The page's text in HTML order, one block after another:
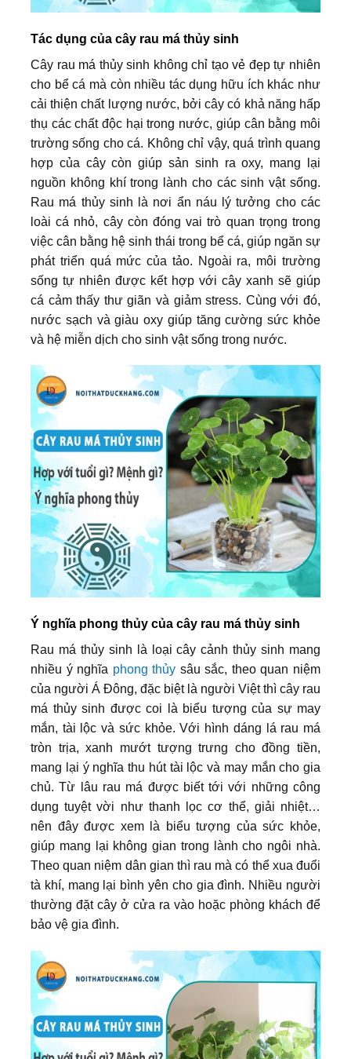
Tác dụng của cây rau má thủy sinh
Cây rau má thủy sinh không chỉ tạo vẻ đẹp tự nhiên
cho bể cá mà còn nhiều tác dụng hữu ích khác như
cải thiện chất lượng nước, bởi cây có khả năng hấp
thụ các chất độc hại trong nước, giúp cân bằng môi
trường sống cho cá. Không chỉ vậy, quá trình quang
hợp của cây còn giúp sản sinh ra oxy, mang lại
nguồn không khí trong lành cho các sinh vật sống.
Rau má thủy sinh là nơi ẩn náu lý tưởng cho các
loài cá nhỏ, cây còn đóng vai trò quan trọng trong
việc cân bằng hệ sinh thái trong bể cá, giúp ngăn sự
phát triển quá mức của tảo. Ngoài ra, môi trường
sống tự nhiên được kết hợp với cây xanh sẽ giúp
cá cảm thấy thư giãn và giảm stress. Cùng với đó,
nước sạch và giàu oxy giúp tăng cường sức khỏe
và hệ miễn dịch cho sinh vật sống trong nước.
Ý nghĩa phong thủy của cây rau má thủy sinh
Rau má thủy sinh là loại cây cảnh thủy sinh mang
nhiều ý nghĩa phong thủy sâu sắc, theo quan niệm
của người Á Đông, đặc biệt là người Việt thì cây rau
má thủy sinh được coi là biểu tượng của sự may
mắn, tài lộc và sức khỏe. Với hình dáng lá rau má
tròn trịa, xanh mướt tượng trưng cho đồng tiền,
mang lại ý nghĩa thu hút tài lộc và may mắn cho gia
chủ. Từ lâu rau má được biết tới với những công
dụng tuyệt vời như thanh lọc cơ thể, giải nhiệt…
nên đây được xem là biểu tượng của sức khỏe,
giúp mang lại không gian trong lành cho ngôi nhà.
Theo quan niệm dân gian thì rau mà có thể xua đuổi
tà khí, mang lại bình yên cho gia đình. Nhiều người
thường đặt cây ở cửa ra vào hoặc phòng khách để
bảo vệ gia đình.